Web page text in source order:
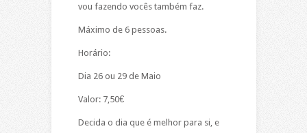
vou fazendo vocês também faz.
Máximo de 6 pessoas.
Horário:
Dia 26 ou 29 de Maio
Valor: 7,50€
Decida o dia que é melhor para si, e